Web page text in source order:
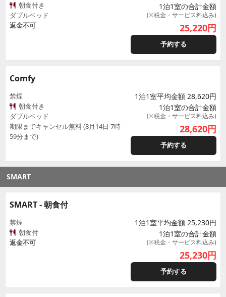
朝食付き
ダブルベッド
返金不可
1泊1室の合計金額
(※税金・サービス料込み)
25,220円
予約する
Comfy
禁煙
朝食付き
ダブルベッド
期限までキャンセル無料 (8月14日 7時
59分まで)
1泊1室平均金額 28,620円
1泊1室の合計金額
(※税金・サービス料込み)
28,620円
予約する
SMART
SMART - 朝食付
禁煙
朝食付
返金不可
1泊1室平均金額 25,230円
1泊1室の合計金額
(※税金・サービス料込み)
25,230円
予約する